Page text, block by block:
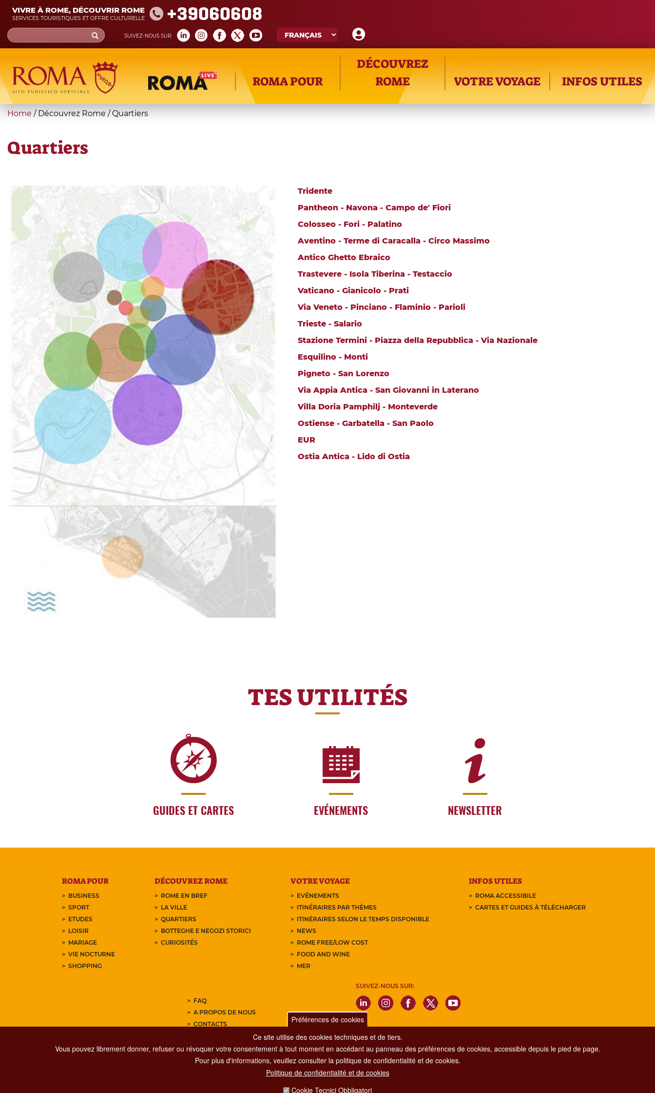
Skip
main
content
VIVRE À ROME, DÉCOUVRIR ROME
SERVICES TOURISTIQUES ET OFFRE CULTURELLE +39060608
SUIVEZ-NOUS SUR:
Search
form
Recherche
ROMA POUR
DÉCOUVREZ
ROME
VOTRE VOYAGE INFOS UTILES
You
here
Home / Découvrez Rome / Quartiers
Quartiers
Tridente
Pantheon - Navona - Campo de' Fiori
Colosseo - Fori - Palatino
Aventino - Terme di Caracalla - Circo Massimo
Antico Ghetto Ebraico
Trastevere - Isola Tiberina - Testaccio
Vaticano - Gianicolo - Prati
Via Veneto - Pinciano - Flaminio - Parioli
Trieste - Salario
Stazione Termini - Piazza della Repubblica - Via Nazionale
Esquilino - Monti
Pigneto - San Lorenzo
Via Appia Antica - San Giovanni in Laterano
Villa Doria Pamphilj - Monteverde
Ostiense - Garbatella - San Paolo
EUR
Ostia Antica - Lido di Ostia
TES UTILITÉS
GUIDES ET CARTES EVÉNEMENTS NEWSLETTER
ROMA POUR
BUSINESS
SPORT
ETUDES
LOISIR
MARIAGE
VIE NOCTURNE
SHOPPING
DÉCOUVREZ ROME
ROME EN BREF
LA VILLE
QUARTIERS
BOTTEGHE E NEGOZI STORICI
CURIOSITÉS
VOTRE VOYAGE
EVÉNEMENTS
ITINÉRAIRES PAR THÈMES
ITINÉRAIRES SELON LE TEMPS DISPONIBLE
NEWS
ROME FREE/LOW COST
FOOD AND WINE
MER
INFOS UTILES
ROMA ACCESSIBILE
CARTES ET GUIDES À TÉLÉCHARGER
FAQ
A PROPOS DE NOUS
CONTACTS
ABONNEZ-VOUS À NOTRE NEWSLETTER
SUIVEZ-NOUS SUR:
Dipartimento Grandi Eventi, Sport, Turismo e Moda.
Préférences de cookies
Ce site utilise des cookies techniques et de tiers.
Vous pouvez librement donner, refuser ou révoquer votre consentement à tout moment en accédant au panneau des préférences de cookies, accessible depuis le pied de page.
Pour plus d'informations, veuillez consulter la politique de confidentialité et de cookies.
Politique de confidentialité et de cookies
Cookie Tecnici Obbligatori